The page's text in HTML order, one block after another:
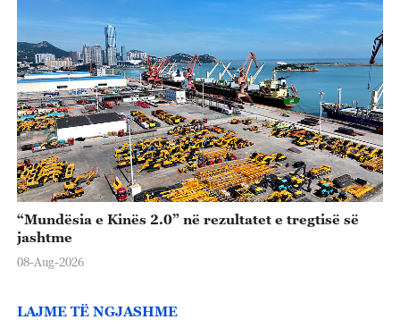
“Mundësia e Kinës 2.0” në rezultatet e tregtisë së
jashtme
08-Aug-2026
LAJME TË NGJASHME